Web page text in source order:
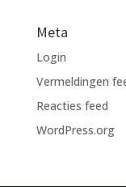
Meta
Login
Vermeldingen
Reacties feed
WordPress.org